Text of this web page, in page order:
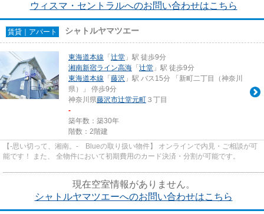
ウィスマ・セントラルへのお問い合わせはこちら
賃貸｜アパート シャトルヤマツエー
東海道本線 「 辻堂 」駅 徒歩9分
湘南新宿ライン高海 「 辻堂 」駅 徒歩9分
東海道本線 「 藤沢 」駅 バス15分 「新町二丁目（神奈川
県）」 停歩9分
神奈川県藤沢市辻堂元町 ３丁目
-
築年数：築30年
階数：2階建
【-思い切って、湘南。- Blueの取り扱い物件】 オンラインで内見・ご相談が可
能です！ また、 全物件において初期費用のカード決済・分割が可能です。
現在空室情報がありません。
シャトルヤマツエーへのお問い合わせはこちら